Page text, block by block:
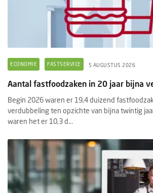
ECONOMIE FASTSERVICE 5 AUGUSTUS 2026
Aantal fastfoodzaken in 20 jaar bijna
Begin 2026 waren er 19,4 duizend
verdubbeling ten opzichte van bijna twintig
waren het er 10,3 d...